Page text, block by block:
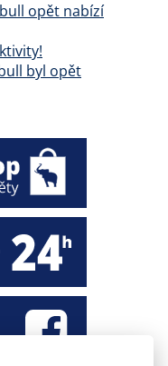
opět nabízí
byl opět